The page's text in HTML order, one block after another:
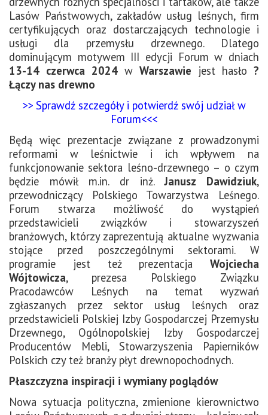
Lasów Państwowych, zakładów usług leśnych, firm
certyfikujących oraz dostarczających technologie i
usługi dla przemysłu drzewnego. Dlatego
dominującym motywem III edycji Forum w dniach
13-14 czerwca 2024 w Warszawie jest hasło ?
Łączy nas drewno
>> Sprawdź szczegóły i potwierdź swój udział w
Forum<<<
Będą więc prezentacje związane z prowadzonymi
reformami w leśnictwie i ich wpływem na
funkcjonowanie sektora leśno-drzewnego – o czym
będzie mówił m.in. dr inż.Janusz Dawidziuk,
przewodniczący Polskiego Towarzystwa Leśnego.
Forum stwarza możliwość do wystąpień
przedstawicieli związków i stowarzyszeń
branżowych, którzy zaprezentują aktualne wyzwania
stojące przed poszczególnymi sektorami. W
programie jest też prezentacja Wojciecha
Wójtowicza, prezesa Polskiego Związku
Pracodawców Leśnych na temat wyzwań
zgłaszanych przez sektor usług leśnych oraz
przedstawicieli Polskiej Izby Gospodarczej Przemysłu
Drzewnego, Ogólnopolskiej Izby Gospodarczej
Producentów Mebli, Stowarzyszenia Papierników
Polskich czy też branży płyt drewnopochodnych.
Płaszczyzna inspiracji i wymiany poglądów
Nowa sytuacja polityczna, zmienione kierownictwo